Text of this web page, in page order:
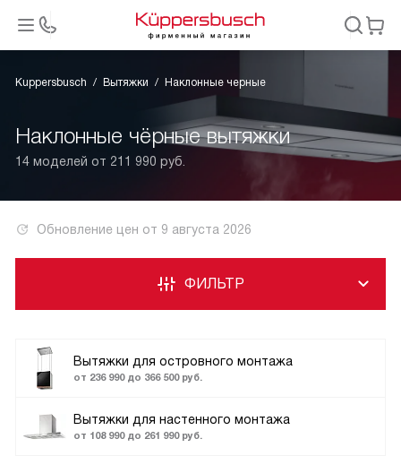
Kuppersbusch Вытяжки Наклонные черные
Наклонные чёрные вытяжки
14 моделей от 211 990 руб.
Обновление цен от 9 августа 2026
Вытяжки для островного монтажа
от 236 990 до 366 500 руб.
Вытяжки для настенного монтажа
от 108 990 до 261 990 руб.
ФИЛЬТР